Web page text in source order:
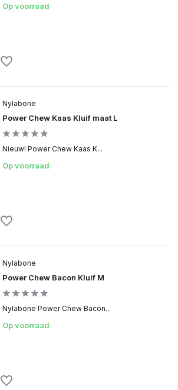
Nylabone
Power Chew Bacon Kluif M
Nylabone Power Chew Bacon...
Op voorraad
Nylabone
Power Chew Kaas Kluif maat L
Nieuw! Power Chew Kaas K...
Op voorraad
Op voorraad